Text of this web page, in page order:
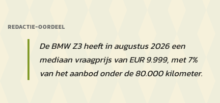
REDACTIE-OORDEEL
De BMW Z3 heeft in augustus 2026 een
mediaan vraagprijs van EUR 9.999, met 7%
van het aanbod onder de 80.000 kilometer.